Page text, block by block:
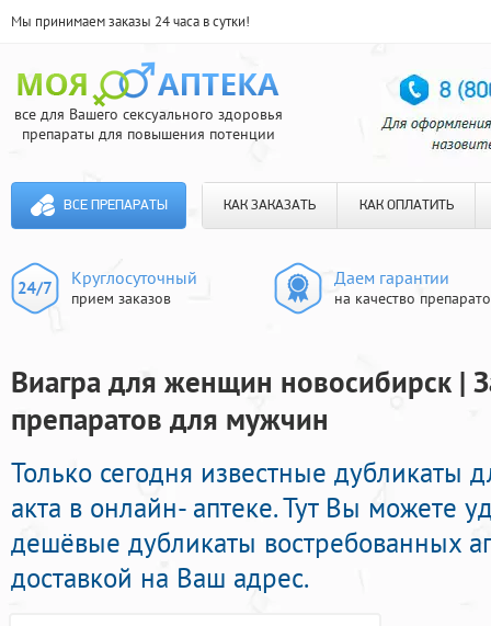
Мы принимаем заказы 24 часа в сутки!
все для Вашего сексуального здоровья
препараты для повышения потенции
ВСЕ ПРЕПАРАТЫ КАК ЗАКАЗАТЬ КАК ОПЛАТИТЬ
Круглосуточный
прием заказов
Даем гарантии
на качество
Виагра для женщин новосибирск |
препаратов для мужчин
Только сегодня известные дубликаты
акта в онлайн- аптеке. Тут Вы можете
дешёвые дубликаты востребованных
доставкой на Ваш адрес.